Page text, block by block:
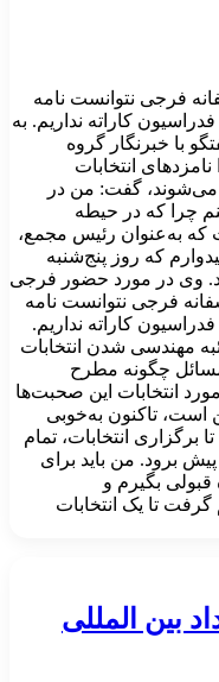
فرجی نتوانست نامه
کاراته نداریم. به
با خبرنگار گروه
انتخابات
می‌شوند، گفت: من در
چرا که در حیطه
که به‌عنوان رئیس مجمع،
که روز پنج‌شنبه
وی در مورد حضور فرجی
فرجی نتوانست نامه
کاراته نداریم.
مهندسی شدن انتخابات
چگونه مطرح
انتخابات این صحبت‌ها
است، تاکنون به‌خوبی
برگزاری انتخابات، تمام
برود. من باید برای
قبولی بگیرم و
تا یک انتخابات
و میزبانی ۳ رویداد بین المللی